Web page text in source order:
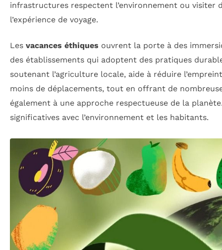
infrastructures respectent l’environnement ou
l’expérience de voyage.
Les vacances éthiques ouvrent la porte à des
des établissements qui adoptent des pratiques
soutenant l’agriculture locale, aide à réduire
moins de déplacements, tout en offrant de
également à une approche respectueuse de la
significatives avec l’environnement et les habitants.